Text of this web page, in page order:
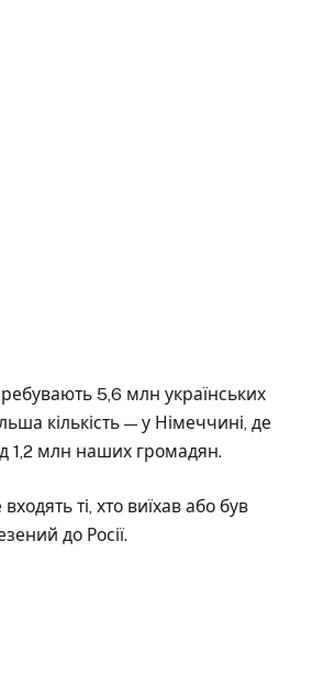
5,6 млн українських
кількість — у Німеччині, де
1,2 млн наших громадян.
ті, хто виїхав або був
до Росії.